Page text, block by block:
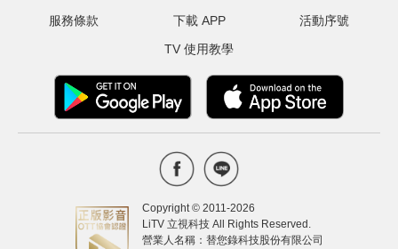
服務條款
下載 APP
TV 使用教學
活動序號
Copyright © 2011-2026
LiTV 立視科技 All Rights Reserved.
營業人名稱：替您錄科技股份有限公司